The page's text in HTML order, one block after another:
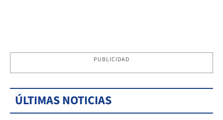
PUBLICIDAD
ÚLTIMAS NOTICIAS